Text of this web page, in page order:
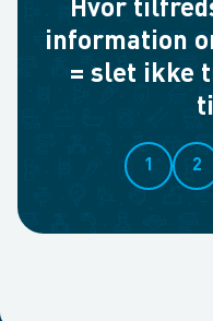
Hvor
information
= slet ikke
1 2